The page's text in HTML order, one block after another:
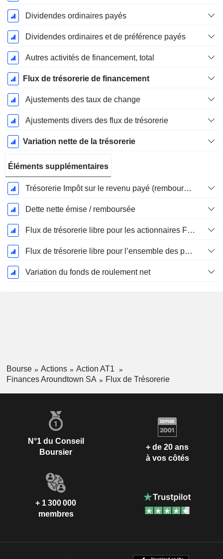
Dividendes ordinaires payés
Dividendes ordinaires et de préférence payés
Autres activités de financement, total
Flux de trésorerie de financement
Ajustements des taux de change
Ajustements divers des flux de trésorerie
Variation nette de la trésorerie
Éléments supplémentaires
Trésorerie Impôt sur le revenu payé (remboursement)Impôt effectivement payé (remboursé) sur l’exercice
Dette nette émise / remboursée
Flux de trésorerie libre pour les actionnaires FCFE
Flux de trésorerie libre pour l’ensemble des pourvoyeurs de fonds (créanciers et actionnaires) FCFF
Variation du fonds de roulement net
Bourse Actions
Action AT1
Finances Aroundtown SA
Flux de Trésorerie
N°1 du Conseil
Boursier
+ de 20 ans
à vos côtés
+ 1 300 000
membres